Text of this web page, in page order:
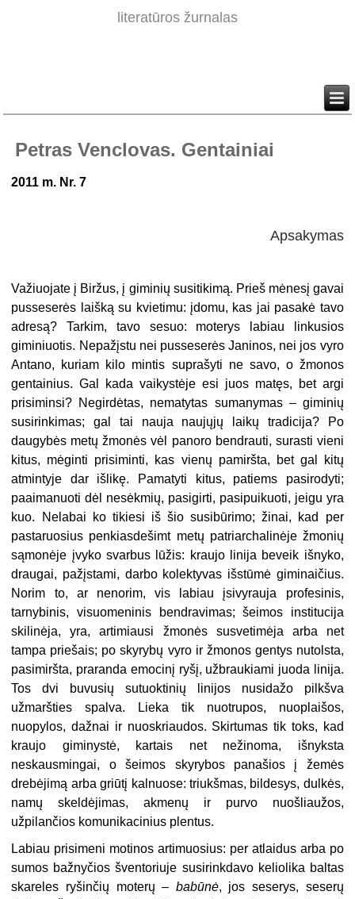
literatūros žurnalas
Petras Venclovas. Gentainiai
2011 m. Nr.7
Apsakymas
Važiuojate į Biržus, į giminių susitikimą. Prieš mėnesį gavai
pusseserės laišką su kvietimu: įdomu, kas jai pasakė tavo
adresą? Tarkim, tavo sesuo: moterys labiau linkusios
giminiuotis. Nepažįstu nei pusseserės Janinos, nei jos vyro
Antano, kuriam kilo mintis suprašyti ne savo, o žmonos
gentainius. Gal kada vaikystėje esi juos matęs, bet argi
prisiminsi? Negirdėtas, nematytas sumanymas – giminių
susirinkimas; gal tai nauja naujųjų laikų tradicija? Po
daugybės metų žmonės vėl panoro bendrauti, surasti vieni
kitus, mėginti prisiminti, kas vienų pamiršta, bet gal kitų
atmintyje dar išlikę. Pamatyti kitus, patiems pasirodyti;
paaimanuoti dėl nesėkmių, pasigirti, pasipuikuoti, jeigu yra
kuo. Nelabai ko tikiesi iš šio susibūrimo; žinai, kad per
pastaruosius penkiasdešimt metų patriarchalinėje žmonių
sąmonėje įvyko svarbus lūžis: kraujo linija beveik išnyko,
draugai, pažįstami, darbo kolektyvas išstūmė giminaičius.
Norim to, ar nenorim, vis labiau įsivyrauja profesinis,
tarnybinis, visuomeninis bendravimas; šeimos institucija
skilinėja, yra, artimiausi žmonės susvetimėja arba net
tampa priešais; po skyrybų vyro ir žmonos gentys nutolsta,
pasimiršta, praranda emocinį ryšį, užbraukiami juoda linija.
Tos dvi buvusių sutuoktinių linijos nusidažo pilkšva
užmaršties spalva. Lieka tik nuotrupos, nuoplaišos,
nuopylos, dažnai ir nuoskriaudos. Skirtumas tik toks, kad
kraujo giminystė, kartais net nežinoma, išnyksta
neskausmingai, o šeimos skyrybos panašios į žemės
drebėjimą arba griūtį kalnuose: triukšmas, bildesys, dulkės,
namų skeldėjimas, akmenų ir purvo nuošliaužos,
užpilančios komunikacinius plentus.
Labiau prisimeni motinos artimuosius: per atlaidus arba po
sumos bažnyčios šventoriuje susirinkdavo keliolika baltas
skareles ryšinčių moterų – babūnė, jos seserys, seserų